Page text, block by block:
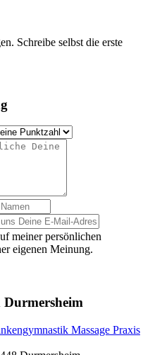
Schreibe selbst die erste
meiner persönlichen
eigenen Meinung.
Massage Praxis